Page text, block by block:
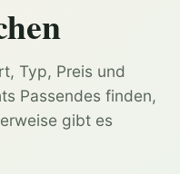
Typ, Preis und
Passendes finden,
gibt es